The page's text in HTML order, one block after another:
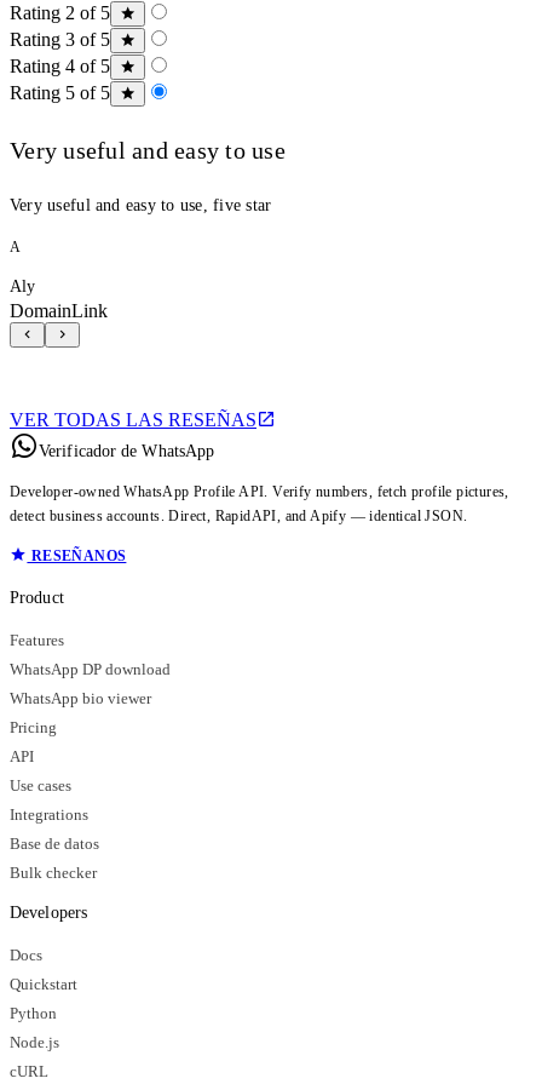
Rating 2 of 5
Rating 3 of 5
Rating 4 of 5
Rating 5 of 5
Very useful and easy to use
Very useful and easy to use, five star
A
Aly
DomainLink
VER TODAS LAS RESEÑAS
Verificador de WhatsApp
Developer-owned WhatsApp Profile API. Verify numbers, fetch profile pictures,
detect business accounts. Direct, RapidAPI, and Apify — identical JSON.
RESEÑANOS
Product
Features
WhatsApp DP download
WhatsApp bio viewer
Pricing
API
Use cases
Integrations
Base de datos
Bulk checker
Developers
Docs
Quickstart
Python
Node.js
cURL